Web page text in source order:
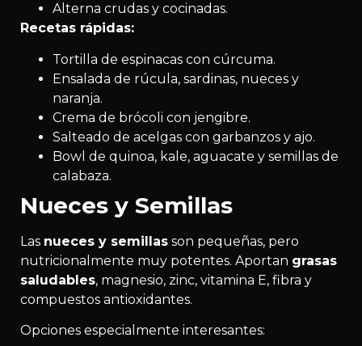
Alterna crudas y cocinadas.
Recetas rápidas:
Tortilla de espinacas con cúrcuma.
Ensalada de rúcula, sardinas, nueces y
naranja.
Crema de brócoli con jengibre.
Salteado de acelgas con garbanzos y ajo.
Bowl de quinoa, kale, aguacate y semillas de
calabaza.
Nueces y Semillas
Las nueces y semillas son pequeñas, pero
nutricionalmente muy potentes. Aportan grasas
saludables, magnesio, zinc, vitamina E, fibra y
compuestos antioxidantes.
Opciones especialmente interesantes: